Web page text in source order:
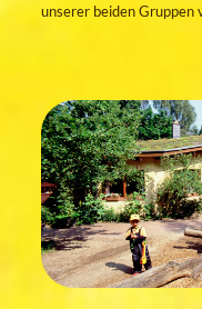
unserer beiden Gruppen